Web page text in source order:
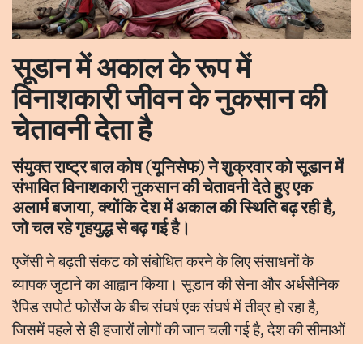
सूडान में अकाल के रूप में
विनाशकारी जीवन के नुकसान की
चेतावनी देता है
संयुक्त राष्ट्र बाल कोष (यूनिसेफ) ने शुक्रवार को सूडान में
संभावित विनाशकारी नुकसान की चेतावनी देते हुए एक
अलार्म बजाया, क्योंकि देश में अकाल की स्थिति बढ़ रही है,
जो चल रहे गृहयुद्ध से बढ़ गई है।
एजेंसी ने बढ़ती संकट को संबोधित करने के लिए संसाधनों के
व्यापक जुटाने का आह्वान किया। सूडान की सेना और अर्धसैनिक
रैपिड सपोर्ट फोर्सेज के बीच संघर्ष एक संघर्ष में तीव्र हो रहा है,
जिसमें पहले से ही हजारों लोगों की जान चली गई है, देश की सीमाओं